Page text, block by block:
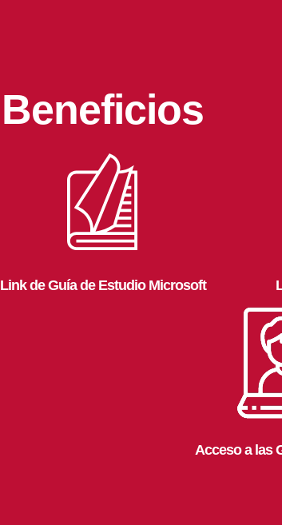
Beneficios
Link de Guía de Estudio Microsoft
Acceso a las